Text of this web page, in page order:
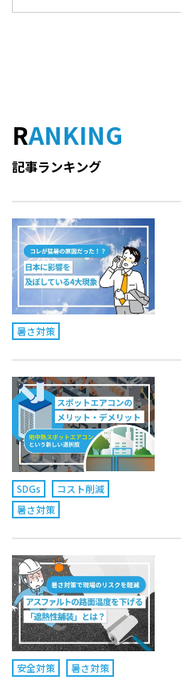
RANKING
記事ランキング
暑さ対策
SDGs
コスト削減
暑さ対策
安全対策 暑さ対策